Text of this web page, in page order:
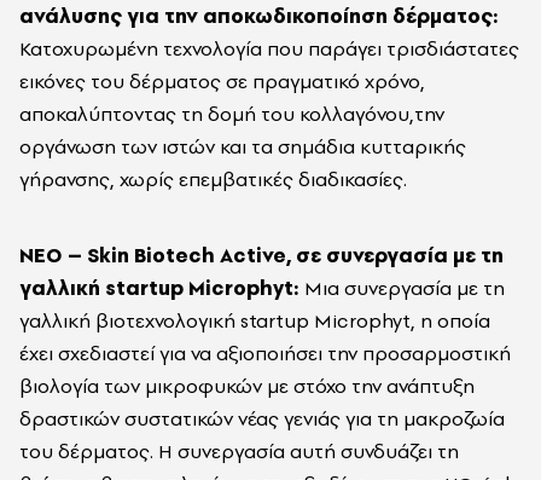
ανάλυσης για την αποκωδικοποίηση δέρματος:
Κατοχυρωμένη τεχνολογία που παράγει τρισδιάστατες
εικόνες του δέρματος σε πραγματικό χρόνο,
αποκαλύπτοντας τη δομή του κολλαγόνου,την
οργάνωση των ιστών και τα σημάδια κυτταρικής
γήρανσης, χωρίς επεμβατικές διαδικασίες.
ΝΕΟ – Skin Biotech Active, σε συνεργασία με τη
γαλλική startup Microphyt: Μια συνεργασία με τη
γαλλική βιοτεχνολογική startup Microphyt, η οποία
έχει σχεδιαστεί για να αξιοποιήσει την προσαρμοστική
βιολογία των μικροφυκών με στόχο την ανάπτυξη
δραστικών συστατικών νέας γενιάς για τη μακροζωία
του δέρματος. Η συνεργασία αυτή συνδυάζει τη